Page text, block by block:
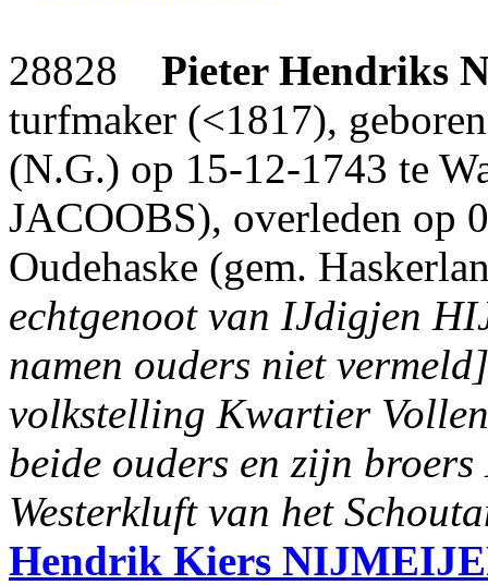
28828 Pieter Hendriks
turfmaker (<1817),
(N.G.) op 15-12-1743 te
JACOOBS), overleden op
Oudehaske (gem.
echtgenoot van IJdigjen
namen ouders niet
volkstelling Kwartier
beide ouders en zijn
Westerkluft van het
Hendrik Kiers